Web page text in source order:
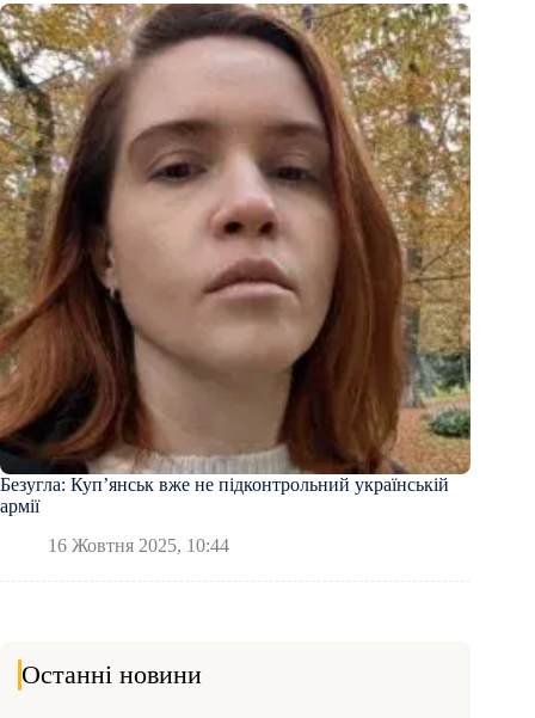
Безугла: Купʼянськ вже не підконтрольний українській
армії
16 Жовтня 2025, 10:44
Останні новини